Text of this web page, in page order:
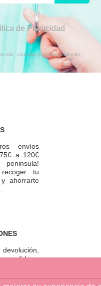
de Privacidad
ello, consulte nuestra política de
envíos
a 120€
tu
ahorrarte
pedido a